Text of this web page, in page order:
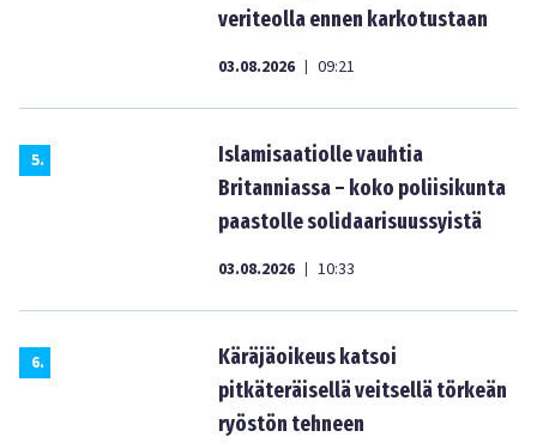
veriteolla ennen karkotustaan
03.08.2026 | 09:21
5.
Islamisaatiolle vauhtia
Britanniassa – koko poliisikunta
paastolle solidaarisuussyistä
03.08.2026 | 10:33
6.
Käräjäoikeus katsoi
pitkäteräisellä veitsellä törkeän
ryöstön tehneen